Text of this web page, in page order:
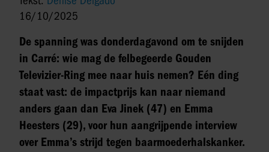
16/10/2025
De spanning was donderdagavond om te snijden
in Carré: wie mag de felbegeerde Gouden
Televizier-Ring mee naar huis nemen? Eén ding
staat vast: de impactprijs kan naar niemand
anders gaan dan Eva Jinek (47) en Emma
Heesters (29), voor hun aangrijpende interview
over Emma’s strijd tegen baarmoederhalskanker.